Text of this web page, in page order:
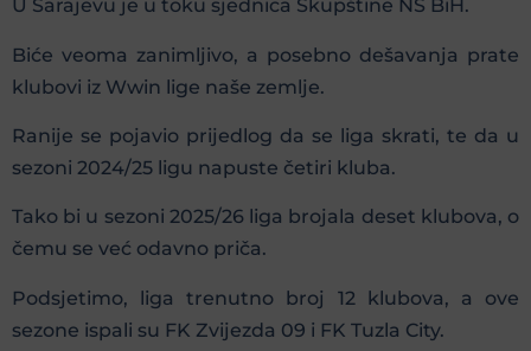
U Sarajevu je u toku sjednica Skupštine NS BiH.
Biće veoma zanimljivo, a posebno dešavanja prate
klubovi iz Wwin lige naše zemlje.
Ranije se pojavio prijedlog da se liga skrati, te da u
sezoni 2024/25 ligu napuste četiri kluba.
Tako bi u sezoni 2025/26 liga brojala deset klubova, o
čemu se već odavno priča.
Podsjetimo, liga trenutno broj 12 klubova, a ove
sezone ispali su FK Zvijezda 09 i FK Tuzla City.